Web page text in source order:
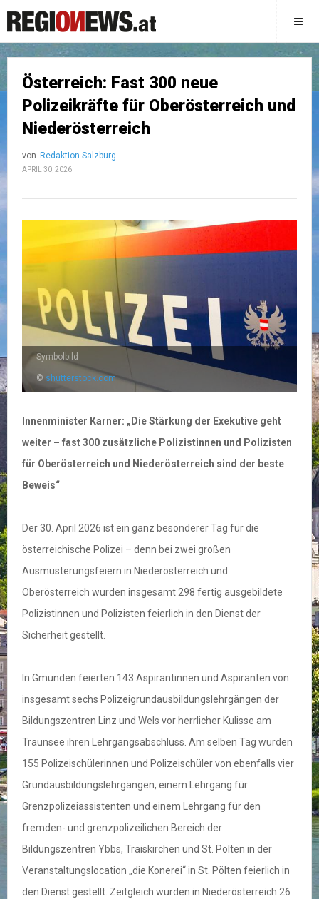
Österreich: Fast 300 neue
Polizeikräfte für Oberösterreich und
Niederösterreich
von Redaktion Salzburg
APRIL 30, 2026
Symbolbild
© shutterstock.com
Innenminister Karner: „Die Stärkung der Exekutive geht
weiter – fast 300 zusätzliche Polizistinnen und Polizisten
für Oberösterreich und Niederösterreich sind der beste
Beweis“
Der 30. April 2026 ist ein ganz besonderer Tag für die
österreichische Polizei – denn bei zwei großen
Ausmusterungsfeiern in Niederösterreich und
Oberösterreich wurden insgesamt 298 fertig ausgebildete
Polizistinnen und Polizisten feierlich in den Dienst der
Sicherheit gestellt.
In Gmunden feierten 143 Aspirantinnen und Aspiranten von
insgesamt sechs Polizeigrundausbildungslehrgängen der
Bildungszentren Linz und Wels vor herrlicher Kulisse am
Traunsee ihren Lehrgangsabschluss. Am selben Tag wurden
155 Polizeischülerinnen und Polizeischüler von ebenfalls vier
Grundausbildungslehrgängen, einem Lehrgang für
Grenzpolizeiassistenten und einem Lehrgang für den
fremden- und grenzpolizeilichen Bereich der
Bildungszentren Ybbs, Traiskirchen und St. Pölten in der
Veranstaltungslocation „die Konerei“ in St. Pölten feierlich in
den Dienst gestellt. Zeitgleich wurden in Niederösterreich 26